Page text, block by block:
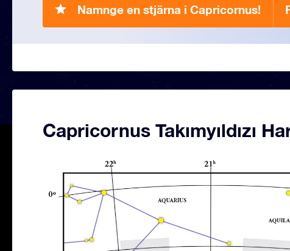
Namnge en stjärna i Capricornus!
Capricornus Takımyıldızı